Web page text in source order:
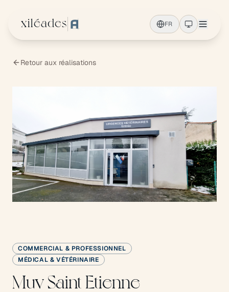
xiléades
FR
Retour aux réalisations
COMMERCIAL & PROFESSIONNEL
MÉDICAL & VÉTÉRINAIRE
Muv Saint Etienne